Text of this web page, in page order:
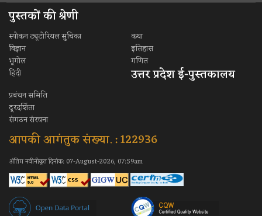
पुस्तकों की श्रेणी
स्पोकन ट्यूटोरियल सुचिका
कथा
विज्ञान
इतिहास
भूगोल
गणित
हिंदी
उत्तर प्रदेश ई-पुस्तकालय
प्रबंधन समिति
दूरदर्शिता
संगठन संरचना
आपकी आगंतुक संख्या. : 122936
अंतिम नवीनीकृत दिनांक: 07-August-2026, 07:59am